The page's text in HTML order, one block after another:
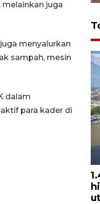
juga
menyalurkan
sampah, mesin
dalam
para kader di